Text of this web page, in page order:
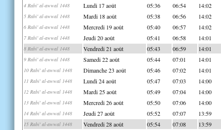
4 Rabi' al-awwal 1448 Lundi 17 août 05:36 06:54 14:02
5 Rabi' al-awwal 1448 Mardi 18 août 05:38 06:56 14:02
6 Rabi' al-awwal 1448 Mercredi 19 août 05:40 06:57 14:02
7 Rabi' al-awwal 1448 Jeudi 20 août 05:41 06:58 14:01
8 Rabi' al-awwal 1448 Vendredi 21 août 05:43 06:59 14:01
9 Rabi' al-awwal 1448 Samedi 22 août 05:44 07:01 14:01
10 Rabi' al-awwal 1448 Dimanche 23 août 05:46 07:02 14:01
11 Rabi' al-awwal 1448 Lundi 24 août 05:47 07:03 14:00
12 Rabi' al-awwal 1448 Mardi 25 août 05:49 07:04 14:00
13 Rabi' al-awwal 1448 Mercredi 26 août 05:50 07:06 14:00
14 Rabi' al-awwal 1448 Jeudi 27 août 05:52 07:07 13:59
15 Rabi' al-awwal 1448 Vendredi 28 août 05:54 07:08 13:59